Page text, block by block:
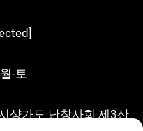
-토
샹가도 난창사회 제3산